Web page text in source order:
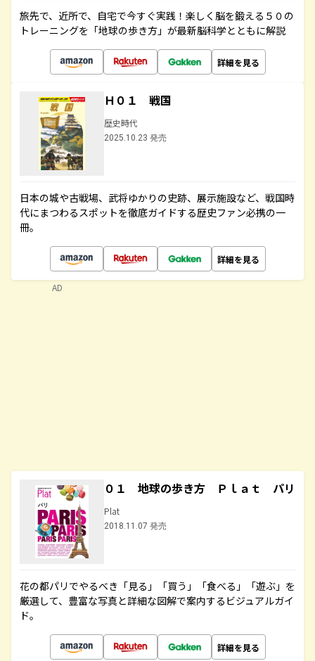
旅先で、近所で、自宅で今すぐ実践！楽しく脳を鍛える５０の
トレーニングを「地球の歩き方」が最新脳科学とともに解説
詳細を見る
Ｈ０１ 戦国
歴史時代
2025.10.23 発売
日本の城や古戦場、武将ゆかりの史跡、展示施設など、戦国時
代にまつわるスポットを徹底ガイドする歴史ファン必携の一
冊。
詳細を見る
０１ 地球の歩き方 Ｐｌａｔ パリ
Plat
2018.11.07 発売
花の都パリでやるべき「見る」「買う」「食べる」「遊ぶ」を
厳選して、豊富な写真と詳細な図解で案内するビジュアルガイ
ド。
詳細を見る
AD